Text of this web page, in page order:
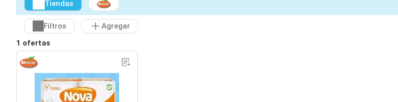
Tiendas
Filtros
Agregar
1 ofertas